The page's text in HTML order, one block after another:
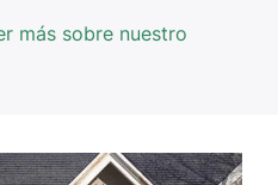
más sobre nuestro